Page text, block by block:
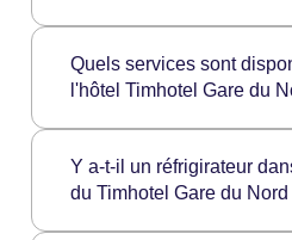
Les tarifs d'un séjour au
Nord peuvent varier en
nombre de personnes, des
vente du tarif et de la formule
Quels services sont
l'hôtel Timhotel Gare du
Au sein du Timhotel Gare
trouverez du wifi haut débit
mettre à votre disposition un
Y a-t-il un réfrigirateur
du Timhotel Gare du Nord